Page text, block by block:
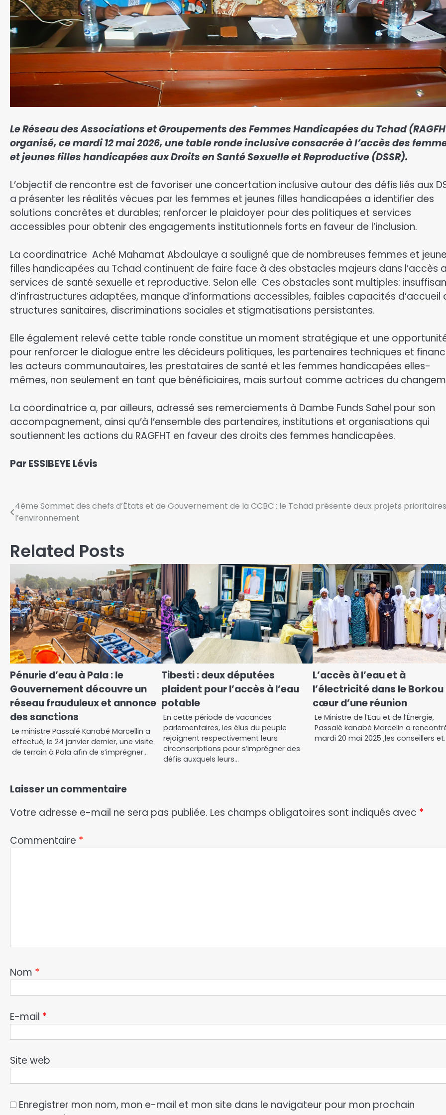
Le Réseau des Associations et Groupements des Femmes Handicapées du Tchad
organisé, ce mardi 12 mai 2026, une table ronde inclusive consacrée à l’accès des
et jeunes filles handicapées aux Droits en Santé Sexuelle et Reproductive (DSSR).
‎L’objectif de rencontre est de favoriser une concertation inclusive autour des défis liés aux
a présenter les réalités vécues par les femmes et jeunes filles handicapées a identifier des
solutions concrètes et durables; renforcer le plaidoyer pour des politiques et services
accessibles pour obtenir des engagements institutionnels forts en faveur de l’inclusion.
‎La coordinatrice Aché Mahamat Abdoulaye a souligné que de nombreuses femmes et
filles handicapées au Tchad continuent de faire face à des obstacles majeurs dans l’accès
services de santé sexuelle et reproductive. Selon elle Ces obstacles sont multiples:
d’infrastructures adaptées, manque d’informations accessibles, faibles capacités d’accueil
structures sanitaires, discriminations sociales et stigmatisations persistantes.
‎Elle également relevé cette table ronde constitue un moment stratégique et une
pour renforcer le dialogue entre les décideurs politiques, les partenaires techniques et
les acteurs communautaires, les prestataires de santé et les femmes handicapées elles-
mêmes, non seulement en tant que bénéficiaires, mais surtout comme actrices du
‎La coordinatrice a, par ailleurs, adressé ses remerciements à Dambe Funds Sahel pour son
accompagnement, ainsi qu’à l’ensemble des partenaires, institutions et organisations qui
soutiennent les actions du RAGFHT en faveur des droits des femmes handicapées.
Par ESSIBEYE Lévis
4ème Sommet des chefs d’États et de Gouvernement de la CCBC : le Tchad présente deux projets
l’environnement
Related Posts
Pénurie d’eau à Pala : le
Gouvernement découvre un
réseau frauduleux et annonce
des sanctions
Le ministre Passalé Kanabé Marcellin a
effectué, le 24 janvier dernier, une visite
de terrain à Pala afin de s’imprégner…
Tibesti : deux députées
plaident pour l’accès à l’eau
potable
En cette période de vacances
parlementaires, les élus du peuple
rejoignent respectivement leurs
circonscriptions pour s’imprégner des
défis auxquels leurs…
L’accès à l’eau et à
l’électricité dans le Borkou
cœur d’une réunion
Le Ministre de l’Eau et de l’Énergie,
Passalé kanabé Marcelin a
mardi 20 mai 2025 ,les conseillers
Laisser un commentaire
Votre adresse e-mail ne sera pas publiée. Les champs obligatoires sont indiqués avec *
Commentaire *
Nom *
E-mail *
Site web
Enregistrer mon nom, mon e-mail et mon site dans le navigateur pour mon prochain